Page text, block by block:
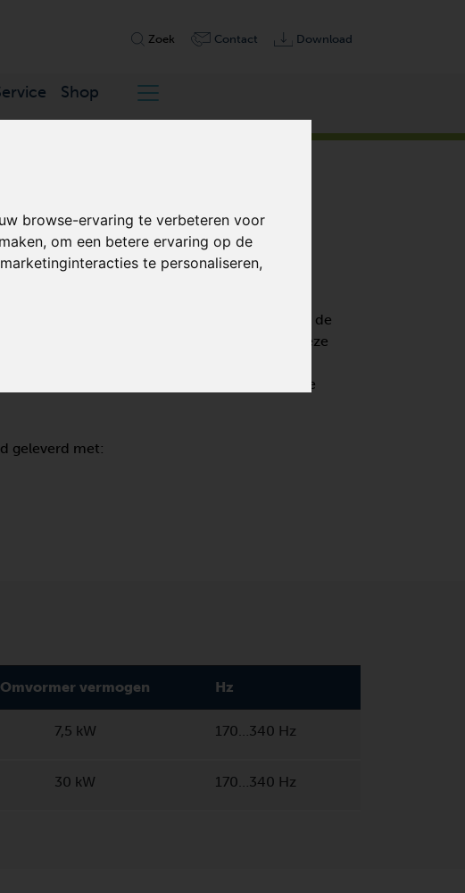
browse-ervaring te verbeteren voor
, om een betere ervaring op de
te personaliseren,
Zoek Contact Download
Shop
aandrijving zijn verdringerpompen waarbij de
een spindelschroef. De werkkamer van deze
maakt een energie-geoptimaliseerde
geleverd met:
Omvormer vermogen Hz
7,5 kW 170…340 Hz
30 kW 170…340 Hz